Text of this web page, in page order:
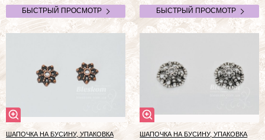
БЫСТРЫЙ ПРОСМОТР БЫСТРЫЙ ПРОСМОТР
ШАПОЧКА НА БУСИНУ, УПАКОВКА
ШАПОЧКА НА БУСИНУ, УПАКОВКА